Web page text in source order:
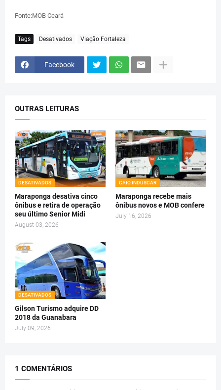
Fonte:MOB Ceará
Tags Desativados Viação Fortaleza
Facebook
OUTRAS LEITURAS
DESATIVADOS
Maraponga desativa cinco
ônibus e retira de operação
seu último Senior Midi
August 03, 2026
CAIO INDUSCAR
Maraponga recebe mais
ônibus novos e MOB confere
July 16, 2026
DESATIVADOS
Gilson Turismo adquire DD
2018 da Guanabara
July 09, 2026
1 COMENTÁRIOS